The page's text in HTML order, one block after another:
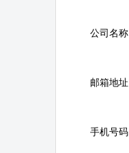
公司名称
邮箱地址
手机号码